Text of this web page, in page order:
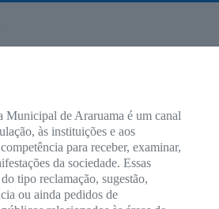
Municipal de Araruama é um canal
às instituições e aos
para receber, examinar,
da sociedade. Essas
tipo reclamação, sugestão,
ou ainda pedidos de